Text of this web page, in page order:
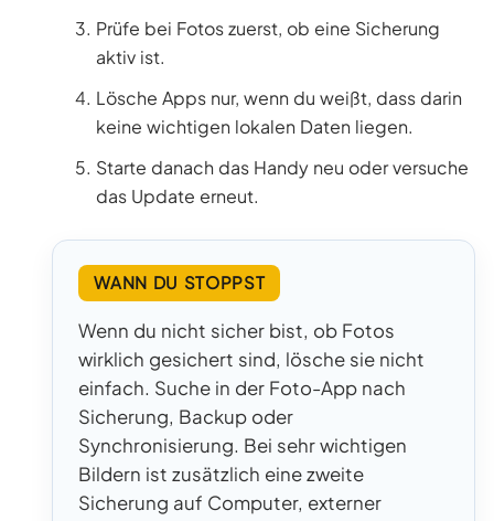
Prüfe bei Fotos zuerst, ob eine Sicherung
aktiv ist.
Lösche Apps nur, wenn du weißt, dass darin
keine wichtigen lokalen Daten liegen.
Starte danach das Handy neu oder versuche
das Update erneut.
WANN DU STOPPST
Wenn du nicht sicher bist, ob Fotos
wirklich gesichert sind, lösche sie nicht
einfach. Suche in der Foto-App nach
Sicherung, Backup oder
Synchronisierung. Bei sehr wichtigen
Bildern ist zusätzlich eine zweite
Sicherung auf Computer, externer